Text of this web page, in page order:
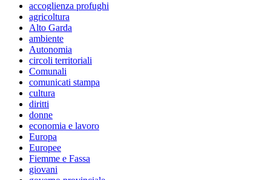
accoglienza profughi
agricoltura
Alto Garda
ambiente
Autonomia
circoli territoriali
Comunali
comunicati stampa
cultura
diritti
donne
economia e lavoro
Europa
Europee
Fiemme e Fassa
giovani